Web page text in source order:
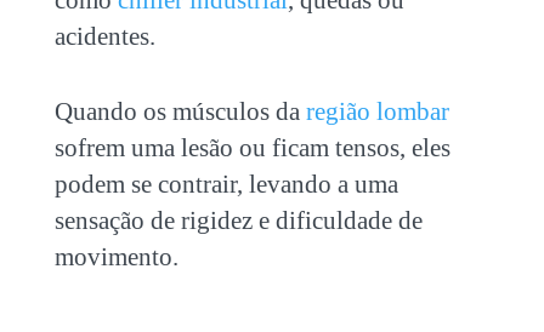
acidentes.
Quando os músculos da região lombar
sofrem uma lesão ou ficam tensos, eles
podem se contrair, levando a uma
sensação de rigidez e dificuldade de
movimento.